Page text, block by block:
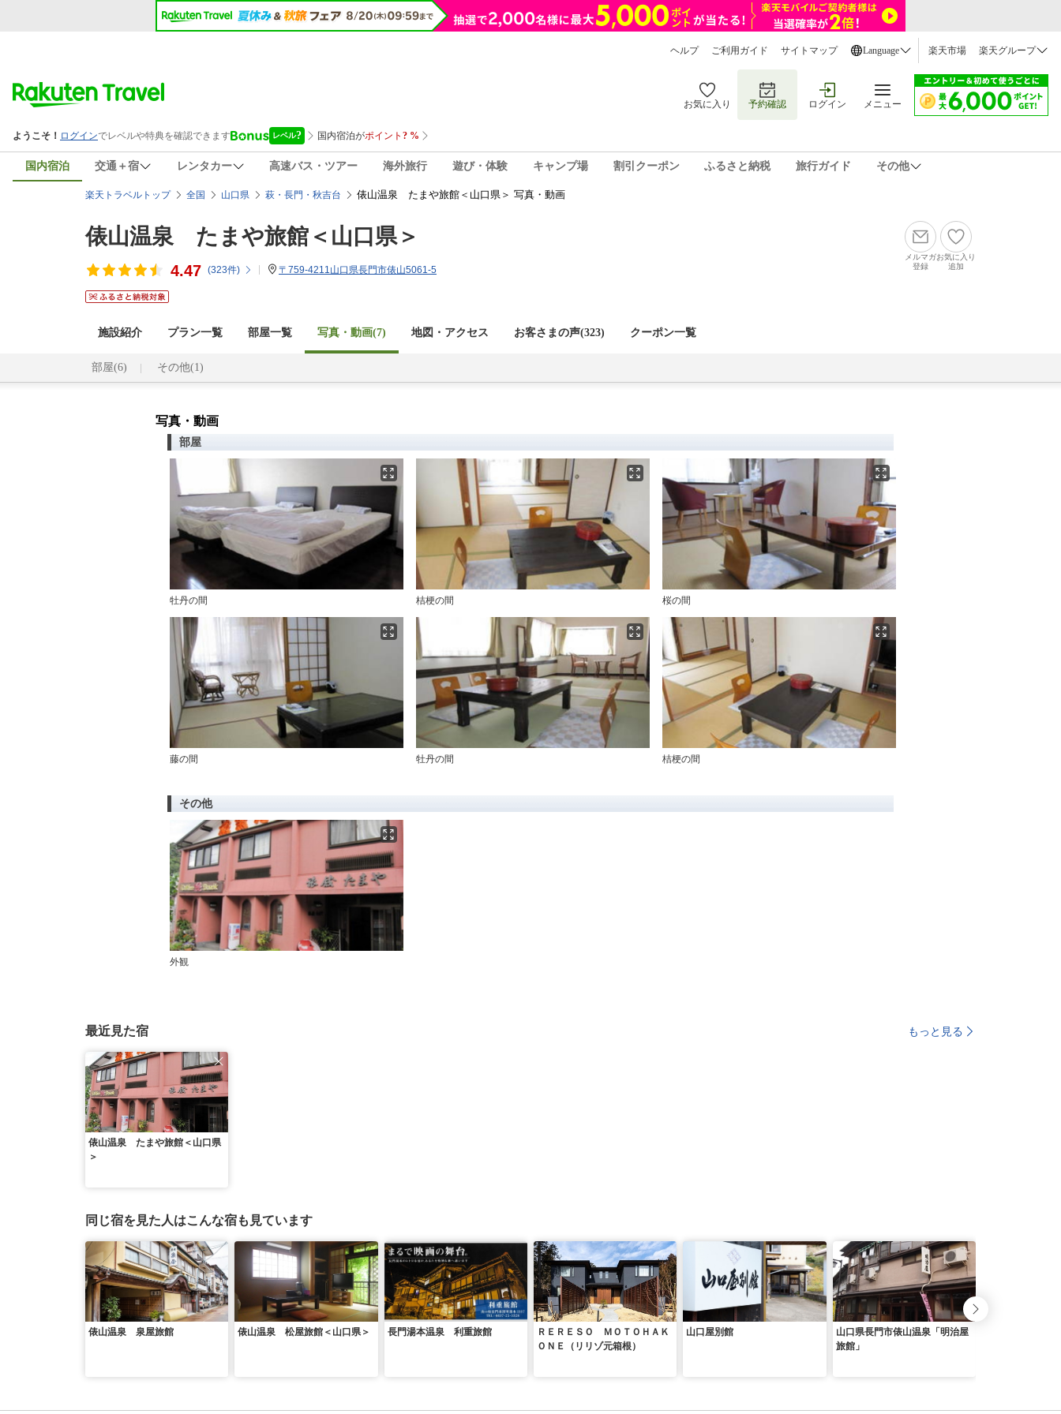
ヘルプ ご利用ガイド サイトマップ Language 楽天市場 楽天グループ
お気に入り 予約確認 ログイン メニュー
国内宿泊 交通＋宿 レンタカー 高速バス・ツアー 海外旅行 遊び・体験 キャンプ場 割引クーポン ふるさと納税 旅行ガイド その他
楽天トラベルトップ 全国 山口県 萩・長門・秋吉台 俵山温泉 たまや旅館＜山口県＞ 写真・動画
俵山温泉 たまや旅館＜山口県＞
4.47 (323件) 〒759-4211山口県長門市俵山5061-5
メルマガ
登録
お気に入り
追加
施設紹介 プラン一覧 部屋一覧 写真・動画(7) 地図・アクセス お客さまの声(323) クーポン一覧
部屋(6) その他(1)
写真・動画
部屋
牡丹の間 桔梗の間 桜の間
藤の間 牡丹の間 桔梗の間
その他
外観
最近見た宿 もっと見る
俵山温泉 たまや旅館＜山口県
＞
同じ宿を見た人はこんな宿も見ています
俵山温泉 泉屋旅館 俵山温泉 松屋旅館＜山口県＞ 長門湯本温泉 利重旅館
ＲＥＲＥＳＯ ＭＯＴＯＨＡＫ
ＯＮＥ（リリゾ元箱根）
山口屋別館
山口県長門市俵山温泉「明治屋
旅館」